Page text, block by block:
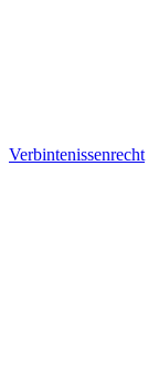
Verbintenissenrecht